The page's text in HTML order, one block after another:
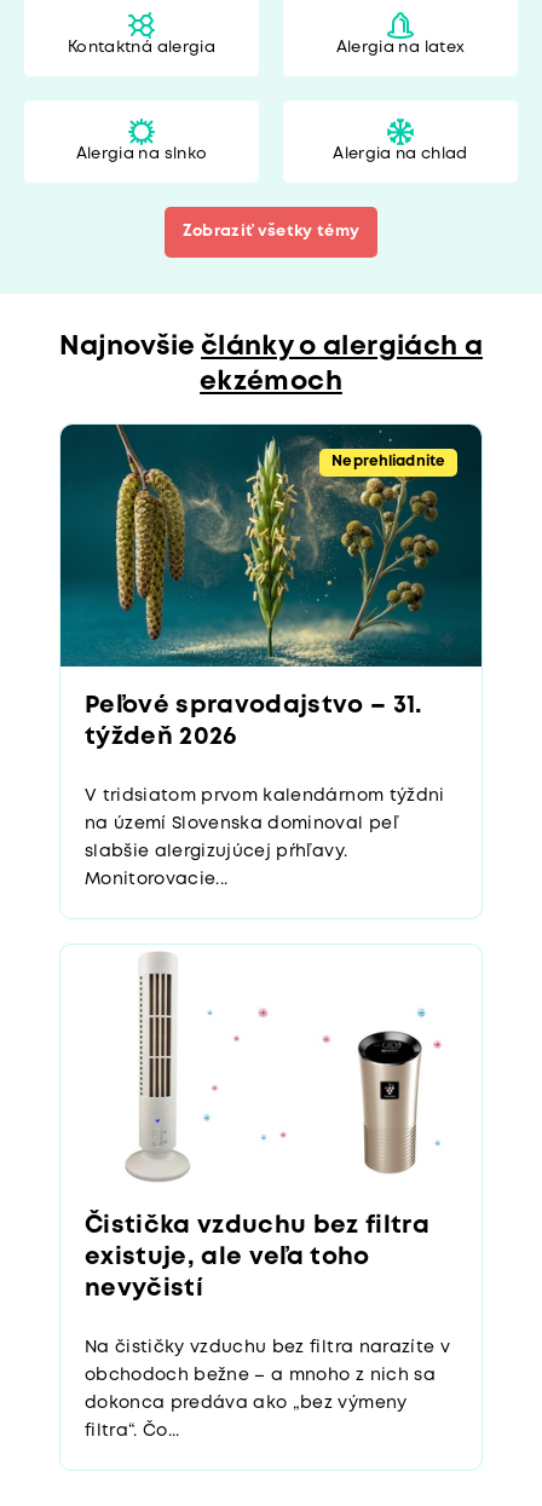
Kontaktná alergia Alergia na latex
Alergia na slnko Alergia na chlad
ekzémoch
Peľové spravodajstvo – 31.
týždeň 2026
na území Slovenska dominoval peľ
slabšie alergizujúcej pŕhľavy.
Monitorovacie...
Neprehliadnite
existuje, ale veľa toho
nevyčistí
obchodoch bežne – a mnoho z nich sa
dokonca predáva ako „bez výmeny
filtra“. Čo...